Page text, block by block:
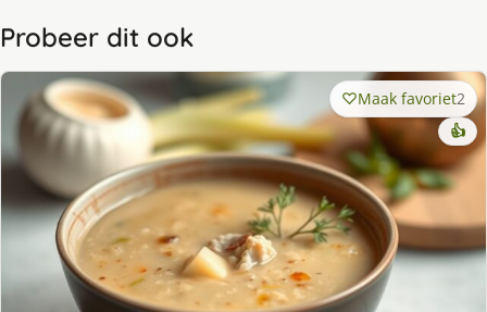
Probeer dit ook
Maak favoriet2
👍